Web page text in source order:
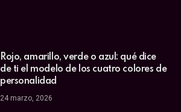
Rojo, amarillo, verde o azul: qué dice
de ti el modelo de los cuatro colores de
personalidad
24 marzo, 2026